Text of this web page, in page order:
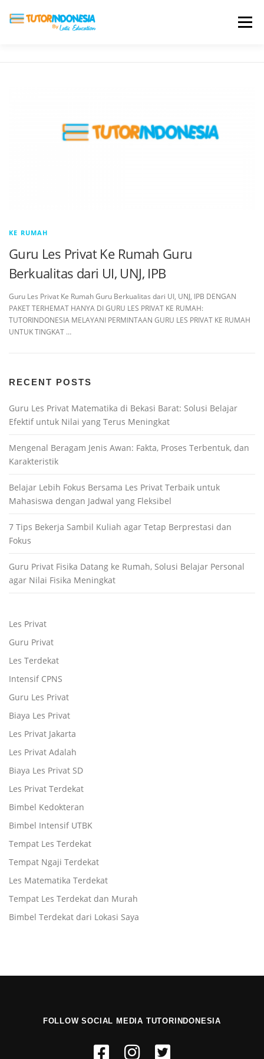
Menu
KE RUMAH
Guru Les Privat Ke Rumah Guru
Berkualitas dari UI, UNJ, IPB
Guru Les Privat Ke Rumah Guru Berkualitas dari UI, UNJ, IPB DENGAN
PAKET TERHEMAT HANYA DI GURU LES PRIVAT KE RUMAH:
TUTORINDONESIA MELAYANI PERMINTAAN GURU LES PRIVAT KE RUMAH
UNTUK TINGKAT …
RECENT POSTS
Guru Les Privat Matematika di Bekasi Barat: Solusi Belajar
Efektif untuk Nilai yang Terus Meningkat
Mengenal Beragam Jenis Awan: Fakta, Proses Terbentuk, dan
Karakteristik
Belajar Lebih Fokus Bersama Les Privat Terbaik untuk
Mahasiswa dengan Jadwal yang Fleksibel
7 Tips Bekerja Sambil Kuliah agar Tetap Berprestasi dan
Fokus
Guru Privat Fisika Datang ke Rumah, Solusi Belajar Personal
agar Nilai Fisika Meningkat
Les Privat
Guru Privat
Les Terdekat
Intensif CPNS
Guru Les Privat
Biaya Les Privat
Les Privat Jakarta
Les Privat Adalah
Biaya Les Privat SD
Les Privat Terdekat
Bimbel Kedokteran
Bimbel Intensif UTBK
Tempat Les Terdekat
Tempat Ngaji Terdekat
Les Matematika Terdekat
Tempat Les Terdekat dan Murah
Bimbel Terdekat dari Lokasi Saya
FOLLOW SOCIAL MEDIA TUTORINDONESIA